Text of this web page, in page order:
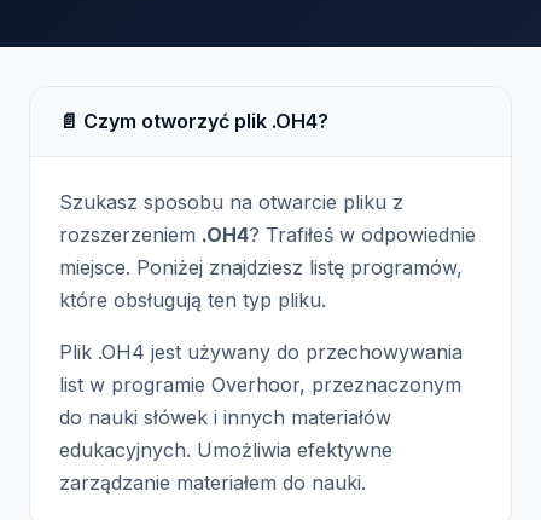
📄 Czym otworzyć plik .OH4?
Szukasz sposobu na otwarcie pliku z
rozszerzeniem .OH4? Trafiłeś w odpowiednie
miejsce. Poniżej znajdziesz listę programów,
które obsługują ten typ pliku.
Plik .OH4 jest używany do przechowywania
list w programie Overhoor, przeznaczonym
do nauki słówek i innych materiałów
edukacyjnych. Umożliwia efektywne
zarządzanie materiałem do nauki.